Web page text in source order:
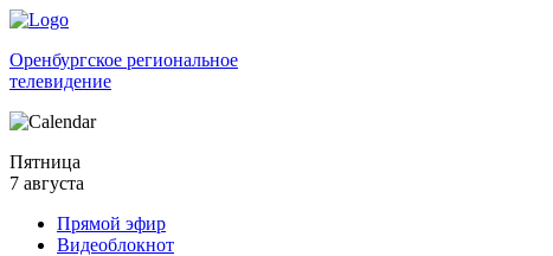
Оренбургское региональное
телевидение
Пятница
7 августа
Прямой эфир
Видеоблокнот